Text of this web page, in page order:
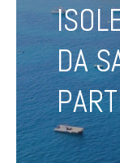
DA